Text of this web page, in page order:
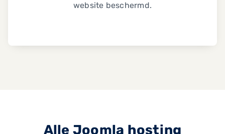
website beschermd.
Alle Joomla hosting